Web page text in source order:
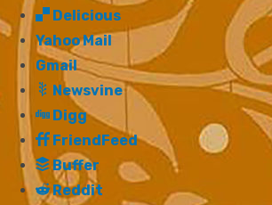
Delicious
Yahoo Mail
Gmail
Newsvine
Digg
FriendFeed
Buffer
Reddit